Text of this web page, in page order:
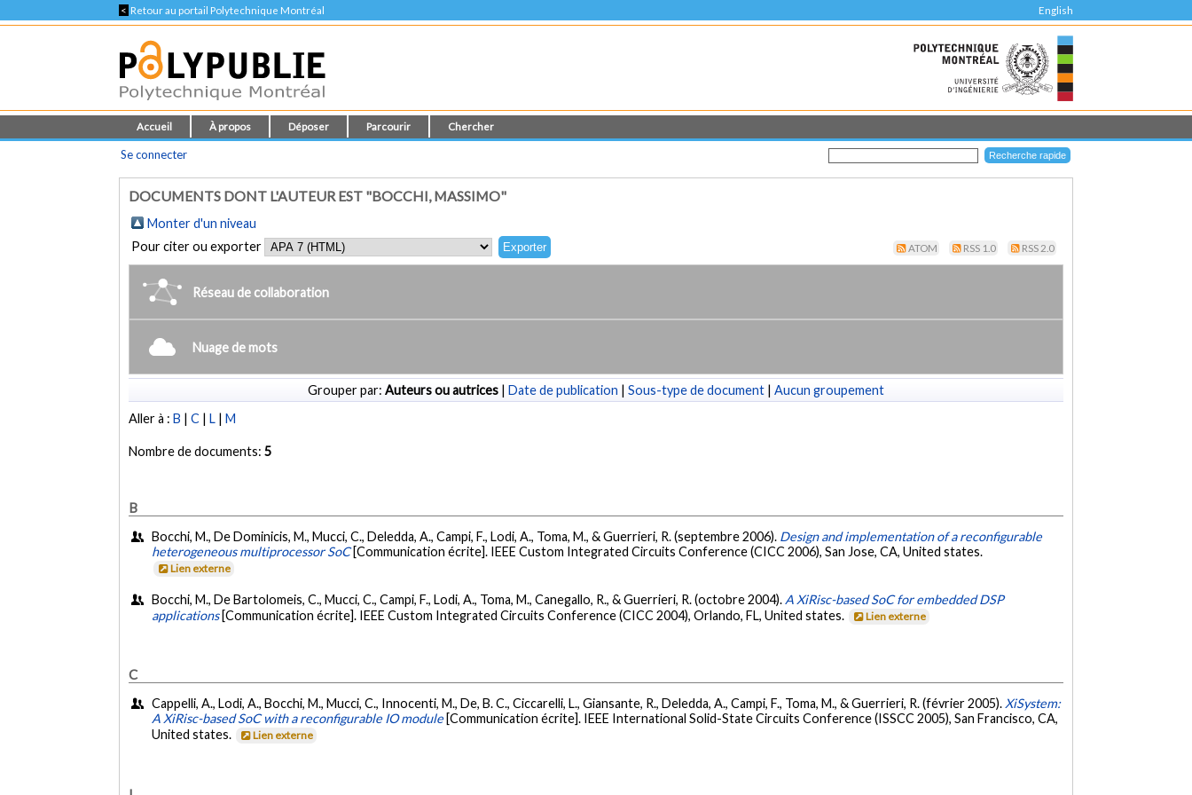
< Retour au portail Polytechnique Montréal English
Accueil À propos Déposer Parcourir Chercher
Se connecter
DOCUMENTS DONT L'AUTEUR EST "BOCCHI, MASSIMO"
Monter d'un niveau
Pour citer ou exporter
ATOM RSS 1.0 RSS 2.0
Réseau de collaboration
Nuage de mots
Grouper par: Auteurs ou autrices | Date de publication | Sous-type de document | Aucun groupement
Aller à :B |C |L |M
Nombre de documents:5
B
Bocchi, M., De Dominicis, M., Mucci, C., Deledda, A., Campi, F., Lodi, A., Toma, M., & Guerrieri, R. (septembre 2006). Design and implementation of a reconfigurable
heterogeneous multiprocessor SoC [Communication écrite]. IEEE Custom Integrated Circuits Conference (CICC 2006), San Jose, CA, United states.
Lien externe
Bocchi, M., De Bartolomeis, C., Mucci, C., Campi, F., Lodi, A., Toma, M., Canegallo, R., & Guerrieri, R. (octobre 2004). A XiRisc-based SoC for embedded DSP
applications [Communication écrite]. IEEE Custom Integrated Circuits Conference (CICC 2004), Orlando, FL, United states. Lien externe
C
Cappelli, A., Lodi, A., Bocchi, M., Mucci, C., Innocenti, M., De, B. C., Ciccarelli, L., Giansante, R., Deledda, A., Campi, F., Toma, M., & Guerrieri, R. (février 2005). XiSystem:
A XiRisc-based SoC with a reconfigurable IO module [Communication écrite]. IEEE International Solid-State Circuits Conference (ISSCC 2005), San Francisco, CA,
United states.
Lien externe